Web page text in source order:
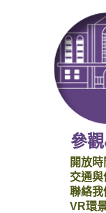
參
開放時
交通與
聯絡我
VR環